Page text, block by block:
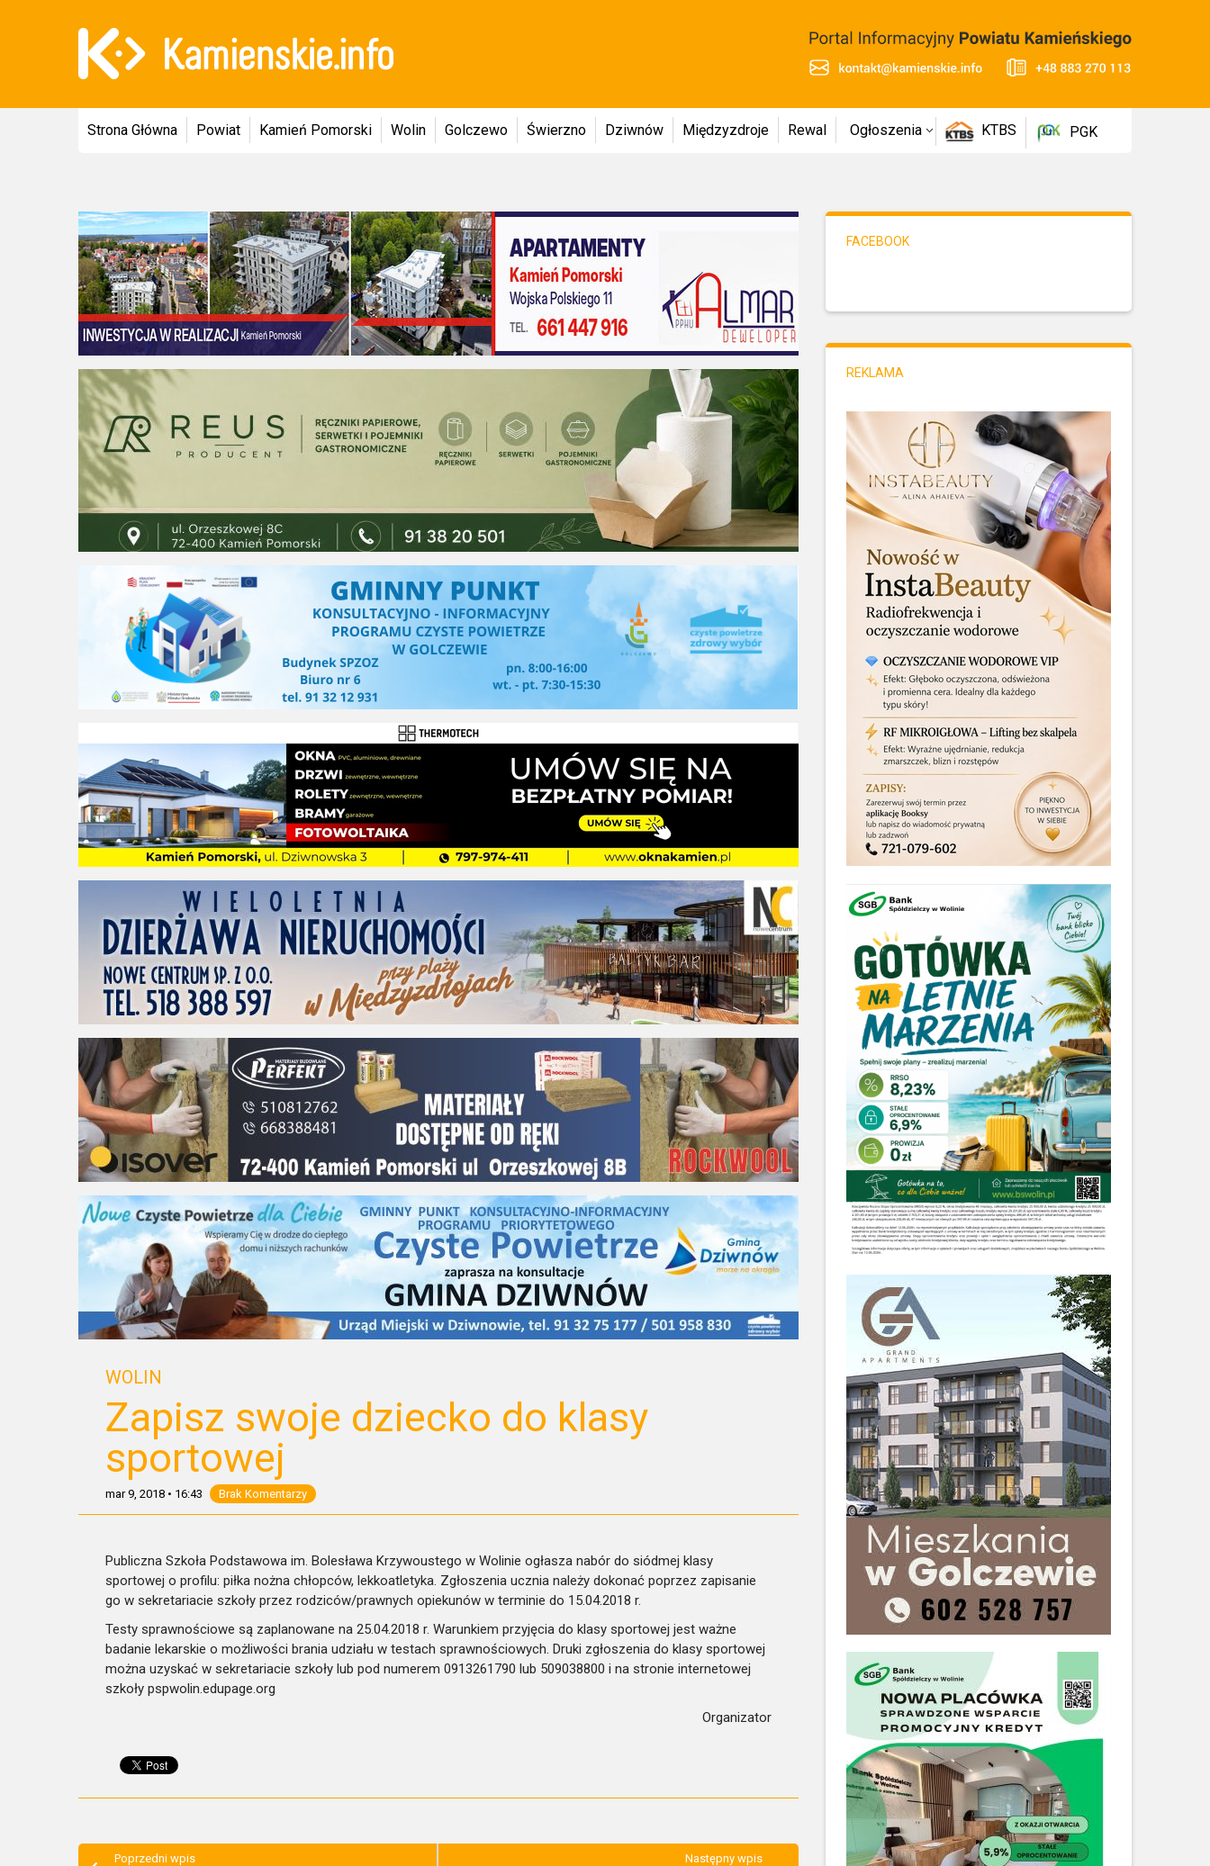
Strona Główna Powiat Kamień Pomorski Wolin Golczewo Świerzno Dziwnów Międzyzdroje Rewal Ogłoszenia KTBS PGK
WOLIN
Zapisz swoje dziecko do klasy
sportowej
mar 9, 2018 • 16:43 Brak Komentarzy
Publiczna Szkoła Podstawowa im. Bolesława Krzywoustego w Wolinie ogłasza nabór do siódmej klasy
sportowej o profilu: piłka nożna chłopców, lekkoatletyka. Zgłoszenia ucznia należy dokonać poprzez zapisanie
go w sekretariacie szkoły przez rodziców/prawnych opiekunów w terminie do 15.04.2018 r.
Testy sprawnościowe są zaplanowane na 25.04.2018 r. Warunkiem przyjęcia do klasy sportowej jest ważne
badanie lekarskie o możliwości brania udziału w testach sprawnościowych. Druki zgłoszenia do klasy sportowej
można uzyskać w sekretariacie szkoły lub pod numerem 0913261790 lub 509038800 i na stronie internetowej
szkoły pspwolin.edupage.org
Organizator
Poprzedni wpis Następny wpis
FACEBOOK
REKLAMA